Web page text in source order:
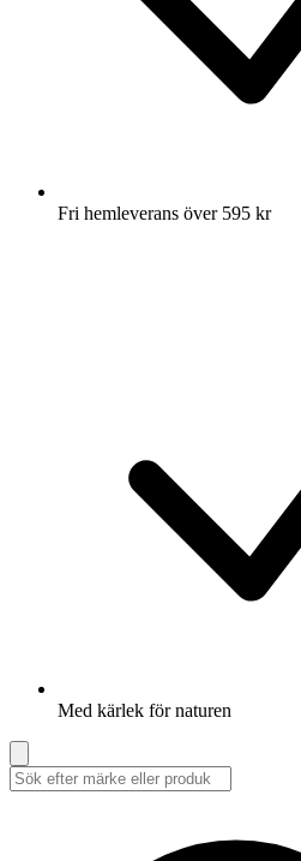
Fri hemleverans över 595 kr
Med kärlek för naturen